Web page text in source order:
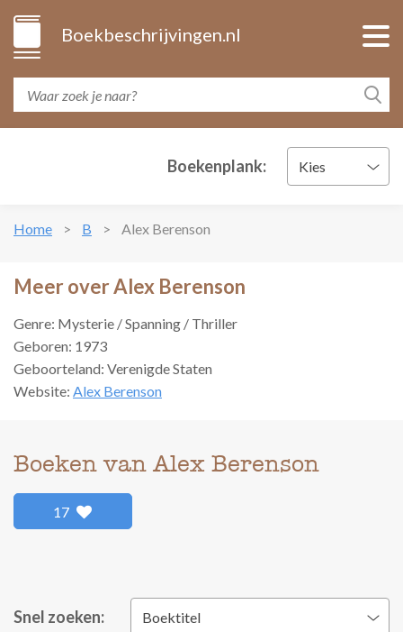
Boekbeschrijvingen.nl
Boekenplank: Kies
Home B Alex Berenson
Meer over Alex Berenson
Genre: Mysterie / Spanning / Thriller
Geboren: 1973
Geboorteland: Verenigde Staten
Website: Alex Berenson
Boeken van Alex Berenson
17
Snel zoeken: Boektitel